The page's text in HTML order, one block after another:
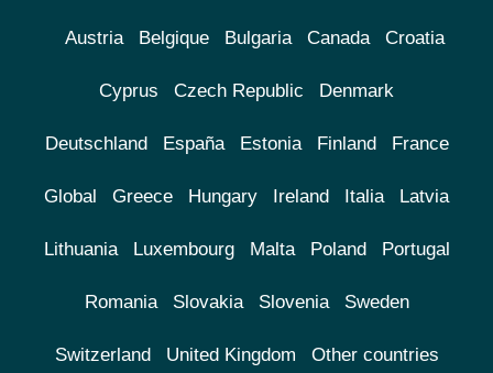
Austria Belgique Bulgaria Canada Croatia
Cyprus Czech Republic Denmark
Deutschland España Estonia Finland France
Global Greece Hungary Ireland Italia Latvia
Lithuania Luxembourg Malta Poland Portugal
Romania Slovakia Slovenia Sweden
Switzerland United Kingdom Other countries